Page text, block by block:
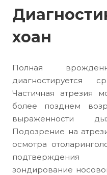
хоан
Полная
диагностируется
Частичная атрезия
более позднем
выраженности
Подозрение на
осмотра
подтверждения
зондирование